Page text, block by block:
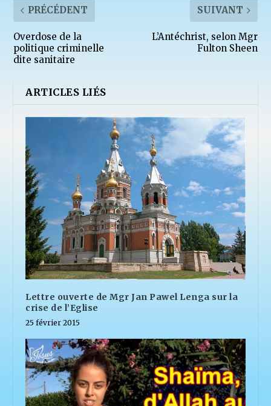
PRÉCÉDENT
Overdose de la
politique criminelle
dite sanitaire
SUIVANT
L’Antéchrist, selon Mgr
Fulton Sheen
ARTICLES LIÉS
Lettre ouverte de Mgr Jan Pawel Lenga sur la
crise de l’Eglise
25 février 2015